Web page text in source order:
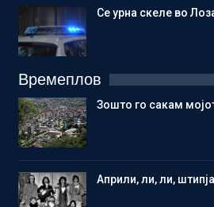
Се урна скеле во
Времеплов
Зошто го сакам
Aприли, ли, ли,